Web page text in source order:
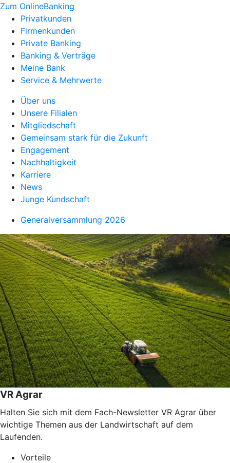
Zum OnlineBanking
Privatkunden
Firmenkunden
Private Banking
Banking & Verträge
Meine Bank
Service & Mehrwerte
Über uns
Unsere Filialen
Mitgliedschaft
Gemeinsam stark für die Zukunft
Engagement
Nachhaltigkeit
Karriere
News
Junge Kundschaft
Generalversammlung 2026
VR Agrar
Halten Sie sich mit dem Fach-Newsletter VR Agrar über
wichtige Themen aus der Landwirtschaft auf dem
Laufenden.
Vorteile